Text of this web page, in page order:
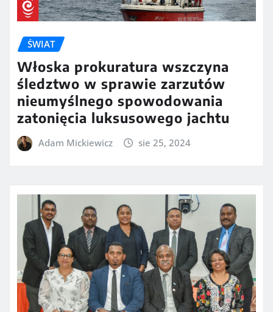
ŚWIAT
Włoska prokuratura wszczyna
śledztwo w sprawie zarzutów
nieumyślnego spowodowania
zatonięcia luksusowego jachtu
Adam Mickiewicz sie 25, 2024